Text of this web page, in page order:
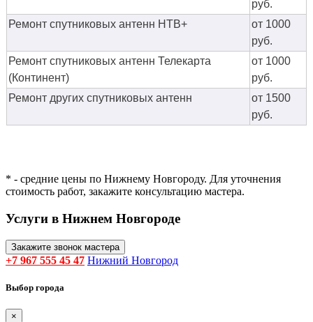
руб.
Ремонт спутниковых антенн НТВ+
от 1000
руб.
Ремонт спутниковых антенн Телекарта
(Континент)
от 1000
руб.
Ремонт других спутниковых антенн
от 1500
руб.
* - средние цены по Нижнему Новгороду. Для уточнения
стоимость работ, закажите консультацию мастера.
Услуги в Нижнем Новгороде
Закажите звонок мастера
+7 967 555 45 47 Нижний Новгород
Выбор города
×